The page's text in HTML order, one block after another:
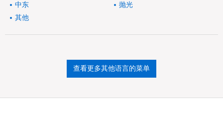
中东
抛光
其他
查看更多其他语言的菜单